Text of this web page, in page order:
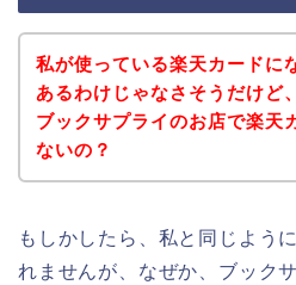
私が使っている楽天カードに
あるわけじゃなさそうだけど
ブックサプライのお店で楽天
ないの？
もしかしたら、私と同じよう
れませんが、なぜか、ブック